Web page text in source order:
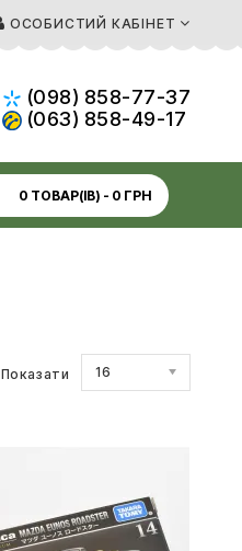
ОСОБИСТИЙ КАБІНЕТ
(098) 858-77-37
(063) 858-49-17
0 ТОВАР(ІВ) - 0 ГРН
Показати 16